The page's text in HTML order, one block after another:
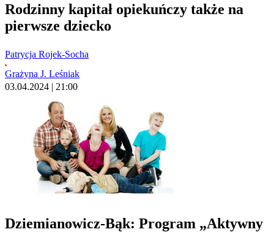
Rodzinny kapitał opiekuńczy także na
pierwsze dziecko
Patrycja Rojek-Socha
Grażyna J. Leśniak
03.04.2024 | 21:00
Dziemianowicz-Bąk: Program „Aktywny